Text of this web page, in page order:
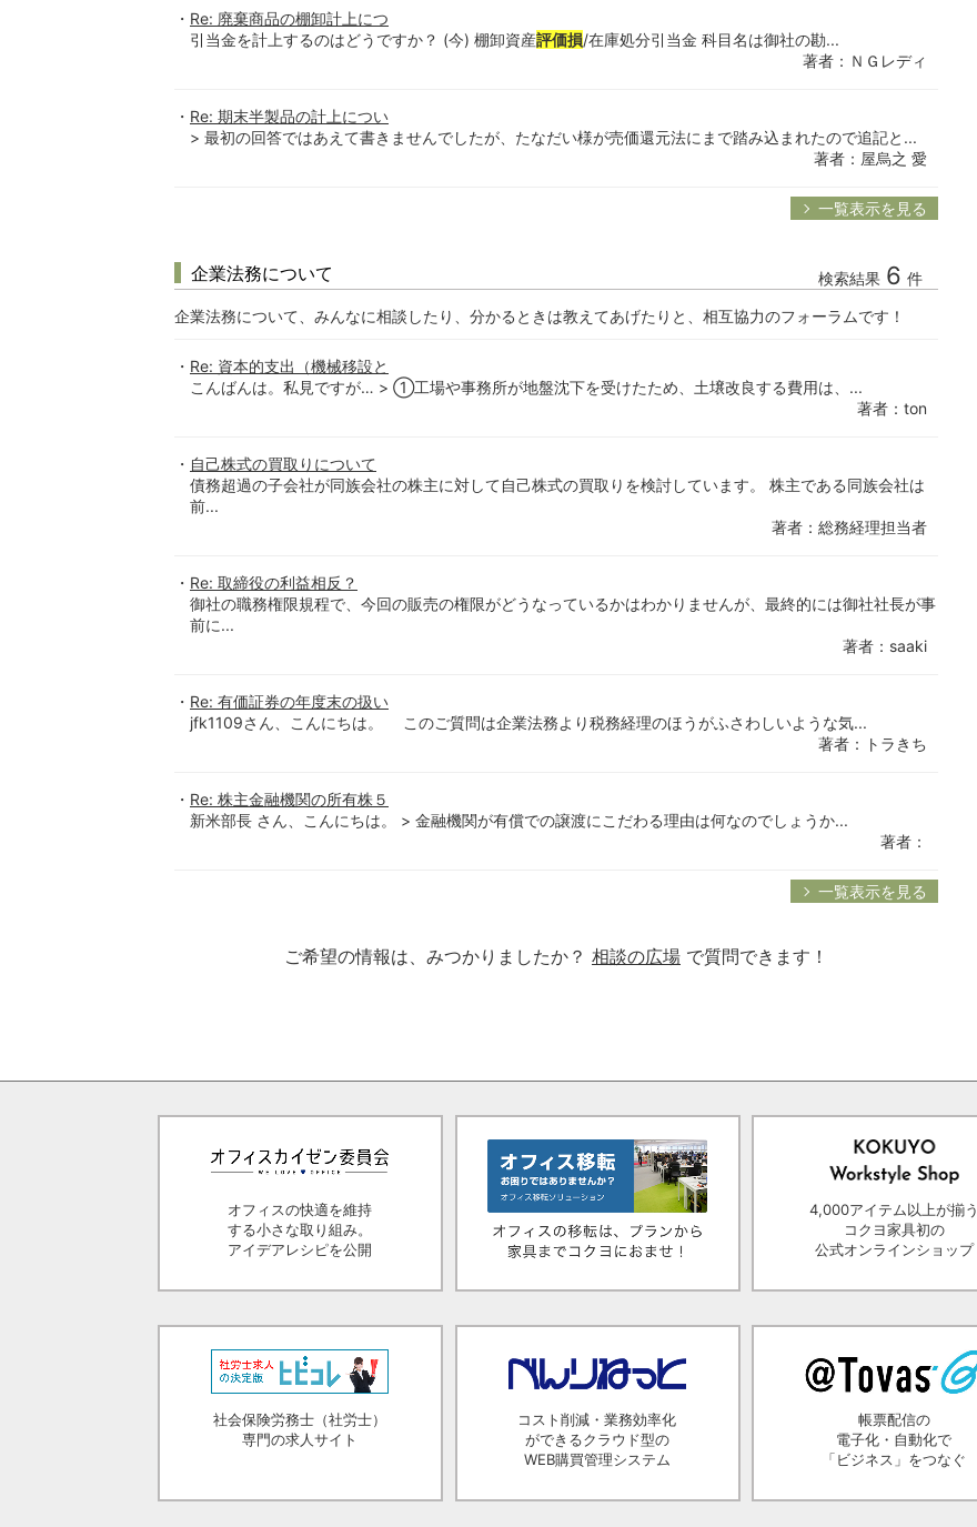
Re: 廃棄商品の棚卸計上につ
引当金を計上するのはどうですか？ (今) 棚卸資産評価損/在庫処分引当金 科目名は御社の勘...
著者：ＮＧレディ
Re: 期末半製品の計上につい
> 最初の回答ではあえて書きませんでしたが、たなだい様が売価還元法にまで踏み込まれたので追記と...
著者：屋烏之 愛
一覧表示を見る
企業法務について 検索結果 6 件
企業法務について、みんなに相談したり、分かるときは教えてあげたりと、相互協力のフォーラムです！
Re: 資本的支出（機械移設と
こんばんは。私見ですが… > ①工場や事務所が地盤沈下を受けたため、土壌改良する費用は、...
著者：ton
自己株式の買取りについて
債務超過の子会社が同族会社の株主に対して自己株式の買取りを検討しています。 株主である同族会社は
前...
著者：総務経理担当者
Re: 取締役の利益相反？
御社の職務権限規程で、今回の販売の権限がどうなっているかはわかりませんが、最終的には御社社長が事
前に...
著者：saaki
Re: 有価証券の年度末の扱い
jfk1109さん、こんにちは。 このご質問は企業法務より税務経理のほうがふさわしいような気...
著者：トラきち
Re: 株主金融機関の所有株５
新米部長 さん、こんにちは。 > 金融機関が有償での譲渡にこだわる理由は何なのでしょうか...
著者：
一覧表示を見る
ご希望の情報は、みつかりましたか？ 相談の広場 で質問できます！
オフィスの快適を維持
する小さな取り組み。
アイデアレシピを公開
4,000アイテム以上が揃う
コクヨ家具初の
公式オンラインショップ
社会保険労務士（社労士）
専門の求人サイト
コスト削減・業務効率化
ができるクラウド型の
WEB購買管理システム
帳票配信の
電子化・自動化で
「ビジネス」をつなぐ